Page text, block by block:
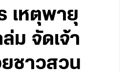
เหตุพายุ
ม จัดเจ้า
ชาวสวน